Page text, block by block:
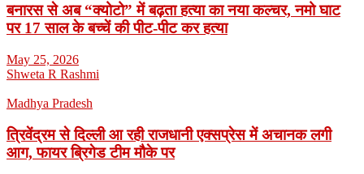
बनारस से अब “क्योटो” में बढ़ता हत्या का नया कल्चर, नमो घाट
पर 17 साल के बच्चें की पीट-पीट कर हत्या
May 25, 2026
Shweta R Rashmi
Madhya Pradesh
त्रिवेंद्रम से दिल्ली आ रही राजधानी एक्सप्रेस में अचानक लगी
आग, फायर ब्रिगेड टीम मौके पर